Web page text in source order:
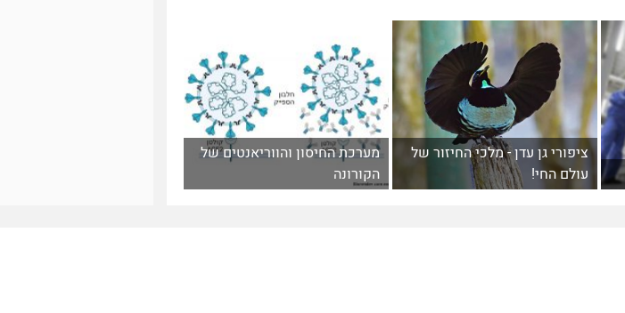
ציפורי גן עדן - מלכי החיזור של
עולם החי!
מערכת החיסון והווריאנטים של
הקורונה